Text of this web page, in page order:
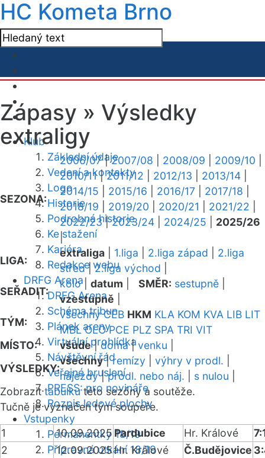
HC Kometa Brno
Klub
Základní údaje
Vedení a kontakty
Logo
Historie
Podrobná historie
Ke stažení
Kariéra
Redakce webu
DRFG Arena
DRFG Arena
Schéma tribun
Plánek areny
Virtuální prohlídka
Návštěvní řád
Veřejné bruslení
PRESS: pro novináře
Rozpis ledové plochy
Vstupenky
Permanentky 18/19
Přípravná utkání 18/19
Zápasy » Výsledky
extraligy
SEZONA:
2006/07|2007/08 2008/09 2009/10
2010/11|2011/12 2012/13 2013/14
2014/15
2015/16 2016/17 2017/18
2018/19
2019/20 2020/21 2021/22
2022/23|2023/24 2024/25
2025/26
|
LIGA:
extraliga 1.liga 2.liga západ
2.liga
střed|2.liga východ
SEŘADIT:
kolo| datum SMĚR: sestupně
vzestupně
TÝM:
všechny CEB HKM KLA KOM KVA LIB LIT
MBL OLO PCE PLZ SPA TRI VIT
MÍSTO:
všude|doma|venku
VÝSLEDKY:
všechny|remízy výhry v prodl.
nájezdy|prodl. nebo náj. s nulou
Zobrazittabulkutéto sezóny a soutěže.
Tučně je vyznačen tým soupeře.
1 10.09.2025 Pardubice Hr. Králové
2
12.09.2025Hr. Králové Č.Budějovice